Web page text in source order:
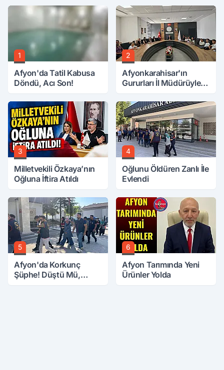
1
Afyon'da Tatil Kabusa
Döndü, Acı Son!
2
Afyonkarahisar'ın
Gururları İl Müdürüyle
3
Milletvekili Özkaya’nın
Oğluna İftira Atıldı
4
Oğlunu Öldüren Zanlı İle
Evlendi
5
Afyon'da Korkunç
Şüphe! Düştü Mü,
6
Afyon Tarımında Yeni
Ürünler Yolda